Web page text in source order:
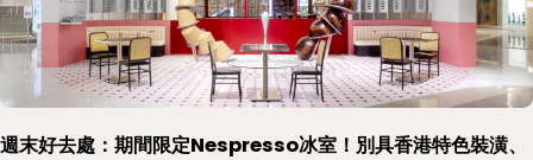
週末好去處：期間限定Nespresso冰室！別具香港特色裝潢、